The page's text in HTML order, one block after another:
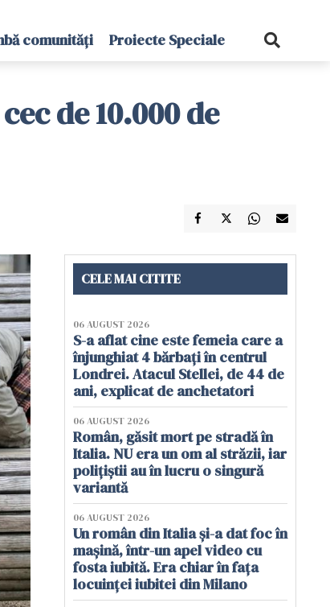
comunități Proiecte Speciale
de 10.000 de
CELE MAI CITITE
06 AUGUST 2026
S-a aflat cine este femeia care a
înjunghiat 4 bărbați în centrul
Londrei. Atacul Stellei, de 44 de
ani, explicat de anchetatori
06 AUGUST 2026
Român, găsit mort pe stradă în
Italia. NU era un om al străzii, iar
polițiștii au în lucru o singură
variantă
06 AUGUST 2026
Un român din Italia și-a dat foc în
mașină, într-un apel video cu
fosta iubită. Era chiar în fața
locuinței iubitei din Milano